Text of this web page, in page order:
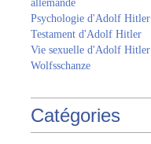
allemande
Psychologie d'Adolf Hitler
Testament d'Adolf Hitler
Vie sexuelle d'Adolf Hitler
Wolfsschanze
Catégories